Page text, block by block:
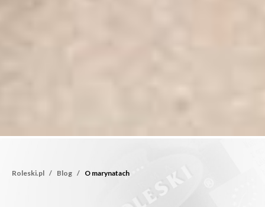
Roleski.pl Blog O marynatach